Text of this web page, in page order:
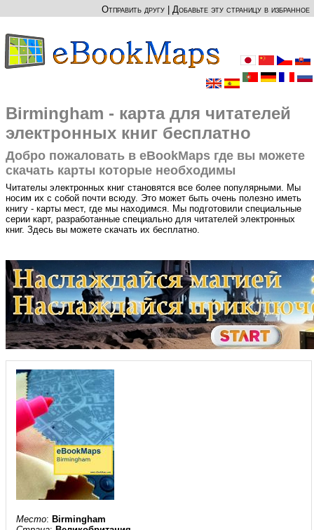
Отправить другу Добавьте эту страницу в избранное
Birmingham - карта для читателей
электронных книг бесплатно
Добро пожаловать в eBookMaps где вы можете
скачать карты которые необходимы
Читателы электронных книг становятся все более популярными. Мы
носим их с собой почти всюду. Это может быть очень полезно иметь
книгу - карты мест, где мы находимся. Мы подготовили специальные
серии карт, разработанные специально для читателей электронных
книг. Здесь вы можете скачать их бесплатно.
Место: Birmingham